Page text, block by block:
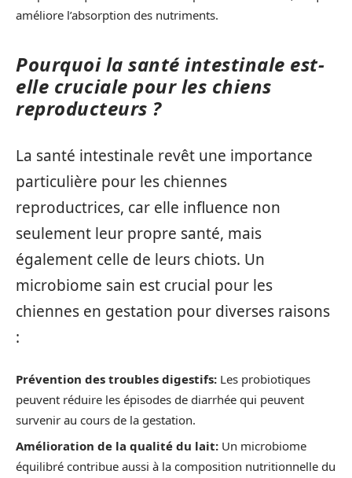
améliore l’absorption des nutriments.
Pourquoi la santé intestinale est-
elle cruciale pour les chiens
reproducteurs ?
La santé intestinale revêt une importance
particulière pour les chiennes
reproductrices, car elle influence non
seulement leur propre santé, mais
également celle de leurs chiots. Un
microbiome sain est crucial pour les
chiennes en gestation pour diverses raisons
:
Prévention des troubles digestifs: Les probiotiques
peuvent réduire les épisodes de diarrhée qui peuvent
survenir au cours de la gestation.
Amélioration de la qualité du lait: Un microbiome
équilibré contribue aussi à la composition nutritionnelle du